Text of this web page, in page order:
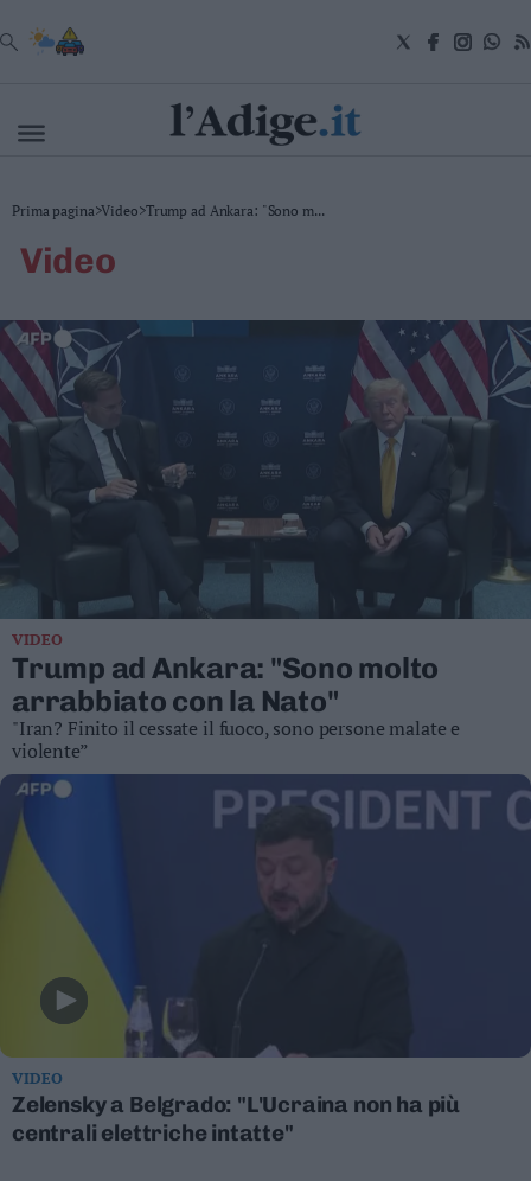
VAI
Attualità
Economia
Spettacoli
Salute
e
Benessere
Montagna
Tecnologia
Business
Territori
Trento
Rovereto
Pergine
Riva
–
Arco
Sarca
Ledro
Valle
Valsugana
–
Primiero
Prima pagina>Video>Trump ad Ankara: "Sono m...
video
VIDEO
Trump ad Ankara: "Sono molto
arrabbiato con la Nato"
"Iran? Finito il cessate il fuoco, sono persone malate e
violente”
VIDEO
Zelensky a Belgrado: "L'Ucraina non ha più
centrali elettriche intatte"